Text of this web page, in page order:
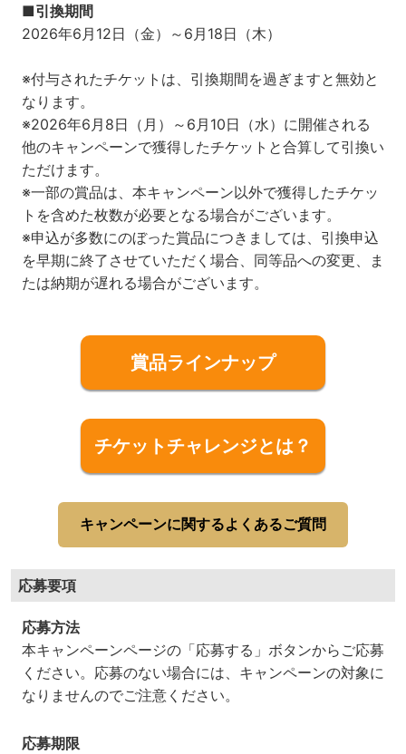
■引換期間​
2026年6月12日（金）～6月18日（木）
※付与されたチケットは、引換期間を過ぎますと無効と
なります。
※2026年6月8日（月）～6月10日（水）に開催される
他のキャンペーンで獲得したチケットと合算して引換い
ただけます。
※一部の賞品は、本キャンペーン以外で獲得したチケッ
トを含めた枚数が必要となる場合がございます。
※申込が多数にのぼった賞品につきましては、引換申込
を早期に終了させていただく場合、同等品への変更、ま
たは納期が遅れる場合がございます。
賞品ラインナップ
チケットチャレンジとは？
キャンペーンに関するよくあるご質問
応募要項
応募方法
本キャンペーンページの「応募する」ボタンからご応募
ください。応募のない場合には、キャンペーンの対象に
なりませんのでご注意ください。
応募期限